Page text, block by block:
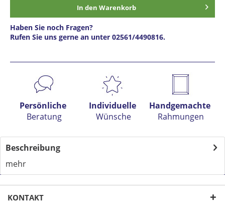
In den Warenkorb
Haben Sie noch Fragen?
Rufen Sie uns gerne an unter 02561/4490816.
Preis anfragen
Persönliche
Beratung
Individuelle
Wünsche
Handgemachte
Rahmungen
Beschreibung
mehr
KONTAKT